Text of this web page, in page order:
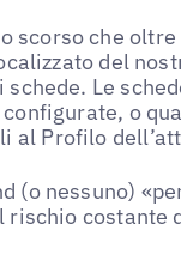
scorso che
del
Le
o
al Profilo
(o nessuno)
costante